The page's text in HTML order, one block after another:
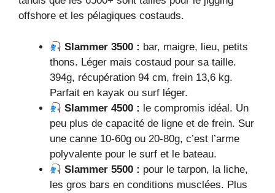
offshore et les pélagiques costauds.
Slammer 3500 : bar, maigre, lieu, petits
thons. Léger mais costaud pour sa taille.
394g, récupération 94 cm, frein 13,6 kg.
Parfait en kayak ou surf léger.
Slammer 4500 : le compromis idéal. Un
peu plus de capacité de ligne et de frein. Sur
une canne 10-60g ou 20-80g, c’est l’arme
polyvalente pour le surf et le bateau.
Slammer 5500 : pour le tarpon, la liche,
les gros bars en conditions musclées. Plus